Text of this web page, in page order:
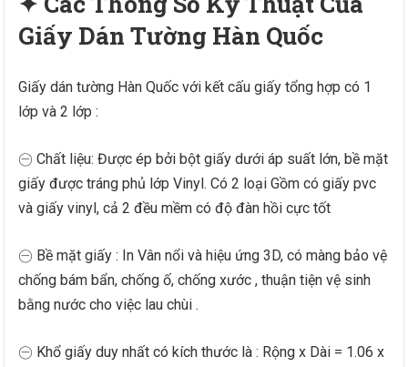
Giấy Dán Tường Hàn Quốc
Giấy dán tường Hàn Quốc với kết cấu giấy tổng hợp có 1
lớp và 2 lớp :
㊀ Chất liệu: Được ép bởi bột giấy dưới áp suất lớn, bề mặt
giấy được tráng phủ lớp Vinyl. Có 2 loại Gồm có giấy pvc
và giấy vinyl, cả 2 đều mềm có độ đàn hồi cực tốt
㊀ Bề mặt giấy : In Vân nổi và hiệu ứng 3D, có màng bảo vệ
chống bám bẩn, chống ố, chống xước , thuận tiện vệ sinh
bằng nước cho việc lau chùi .
㊀ Khổ giấy duy nhất có kích thước là : Rộng x Dài = 1.06 x